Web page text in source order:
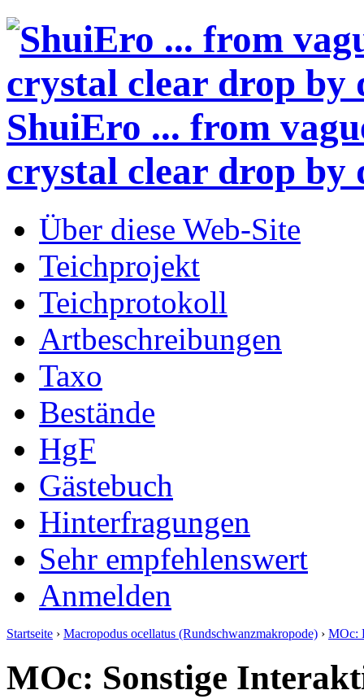
ShuiEro ... from
crystal clear drop by
Über diese Web-Site
Teichprojekt
Teichprotokoll
Artbeschreibungen
Taxo
Bestände
HgF
Gästebuch
Hinterfragungen
Sehr empfehlenswert
Anmelden
Startseite › Macropodus ocellatus (Rundschwanzmakropode) › MOc:
MOc: Sonstige